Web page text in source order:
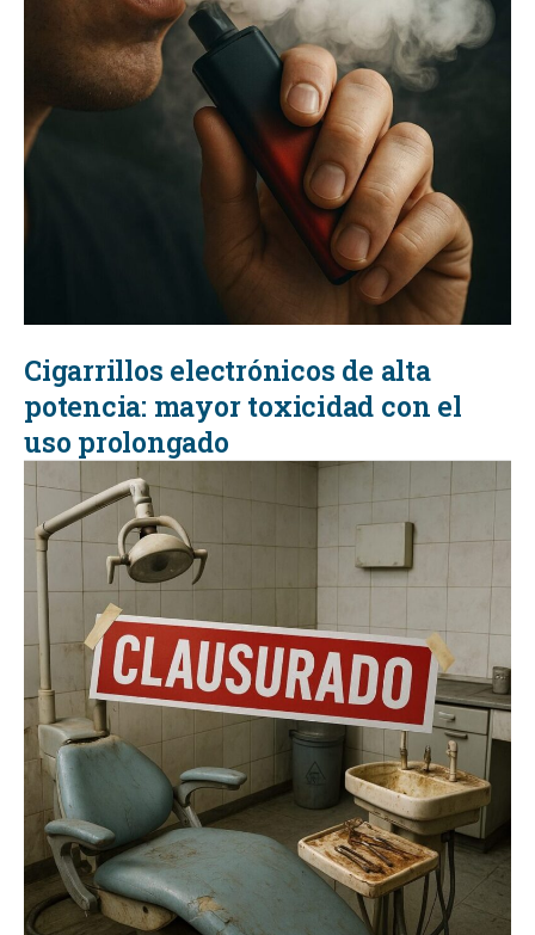
Cigarrillos electrónicos de alta
potencia: mayor toxicidad con el
uso prolongado